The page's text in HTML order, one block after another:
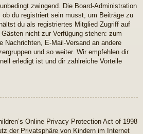
zwingend. Die Board-Administration
du registriert sein musst, um Beiträge zu
du als registriertes Mitglied Zugriff auf
nicht zur Verfügung stehen: zum
Nachrichten, E-Mail-Versand an andere
und so weiter. Wir empfehlen dir
erledigt ist und dir zahlreiche Vorteile
Online Privacy Protection Act of 1998
der Privatsphäre von Kindern im Internet